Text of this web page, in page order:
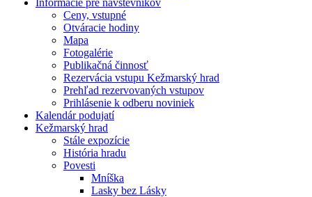
Informácie pre návštevníkov
Ceny, vstupné
Otváracie hodiny
Mapa
Fotogalérie
Publikačná činnosť
Rezervácia vstupu Kežmarský hrad
Prehľad rezervovaných vstupov
Prihlásenie k odberu noviniek
Kalendár podujatí
Kežmarský hrad
Stále expozície
História hradu
Povesti
Mníška
Lasky bez Lásky